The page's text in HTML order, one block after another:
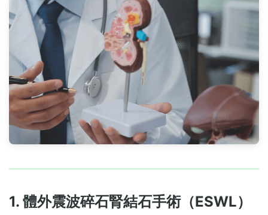
1. 體外震波碎石腎結石手術（ESWL）